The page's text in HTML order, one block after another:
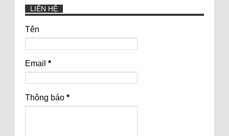
LIÊN HỆ
Tên
Email *
Thông báo *